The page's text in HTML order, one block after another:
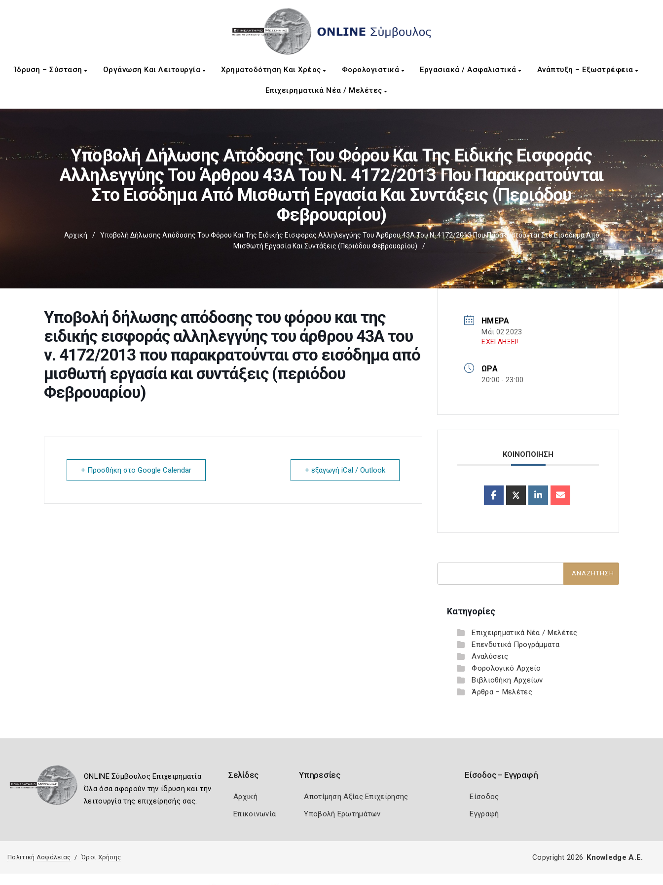
Ίδρυση – Σύσταση Οργάνωση Και Λειτουργία Χρηματοδότηση Και Χρέος Φορολογιστικά Εργασιακά / Ασφαλιστικά Ανάπτυξη – Εξωστρέφεια
Επιχειρηματικά Νέα / Μελέτες
Υποβολή Δήλωσης Απόδοσης Του Φόρου Και Της Ειδικής Εισφοράς
Αλληλεγγύης Του Άρθρου 43Α Του Ν. 4172/2013 Που Παρακρατούνται
Στο Εισόδημα Από Μισθωτή Εργασία Και Συντάξεις (περιόδου
Φεβρουαρίου)
Αρχική /
Υποβολή Δήλωσης Απόδοσης Του Φόρου Και Της Ειδικής Εισφοράς Αλληλεγγύης Του Άρθρου 43Α Του Ν. 4172/2013 Που Παρακρατούνται Στο Εισόδημα Από
Μισθωτή Εργασία Και Συντάξεις (περιόδου Φεβρουαρίου)
/
Υποβολή δήλωσης απόδοσης του φόρου και της
ειδικής εισφοράς αλληλεγγύης του άρθρου 43Α του
ν. 4172/2013 που παρακρατούνται στο εισόδημα από
μισθωτή εργασία και συντάξεις (περιόδου
Φεβρουαρίου)
+ Προσθήκη στο Google Calendar + εξαγωγή iCal / Outlook
ΗΜΈΡΑ
Μάι 02 2023
ΕΧΕΙ ΛΗΞΕΙ!
ΏΡΑ
20:00 - 23:00
ΚΟΙΝΟΠΟΙΗΣΗ
Κατηγορίες
Επιχειρηματικά Νέα / Μελέτες
Επενδυτικά Προγράμματα
Αναλύσεις
Φορολογικό Αρχείο
Βιβλιοθήκη Αρχείων
Άρθρα – Μελέτες
ONLINE Σύμβουλος Επιχειρηματία
Όλα όσα αφορούν την ίδρυση και την
λειτουργία της επιχείρησής σας.
Σελίδες
Αρχική
Επικοινωνία
Υπηρεσίες
Αποτίμηση Αξίας Επιχείρησης
Υποβολή Ερωτημάτων
Είσοδος – Εγγραφή
Είσοδος
Εγγραφή
Πολιτική Ασφάλειας Όροι Χρήσης Copyright 2026 Knowledge A.E.